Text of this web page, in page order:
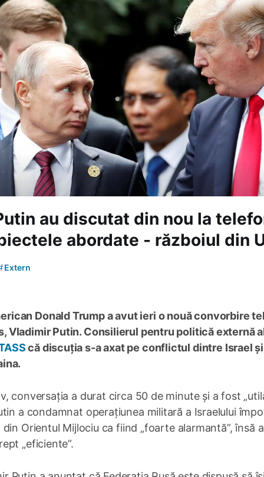
au discutat din nou la
abordate - războiul din
Extern
Donald Trump a avut ieri o nouă convorbire
Vladimir Putin. Consilierul pentru politică externă
că discuția s-a axat pe conflictul dintre Israel
conversația a durat circa 50 de minute și a fost
a condamnat operațiunea militară a Israelului
Orientul Mijlociu ca fiind „foarte alarmantă”, însă
„eficiente”.